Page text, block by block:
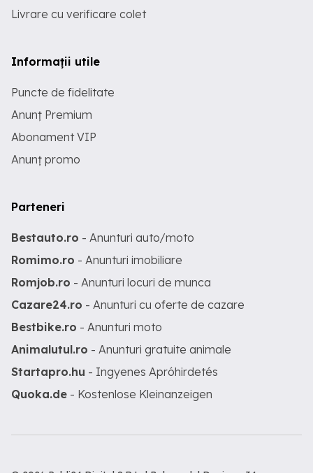
Livrare cu verificare colet
Informații utile
Puncte de fidelitate
Anunț Premium
Abonament VIP
Anunț promo
Parteneri
Bestauto.ro - Anunturi auto/moto
Romimo.ro - Anunturi imobiliare
Romjob.ro - Anunturi locuri de munca
Cazare24.ro - Anunturi cu oferte de cazare
Bestbike.ro - Anunturi moto
Animalutul.ro - Anunturi gratuite animale
Startapro.hu - Ingyenes Apróhirdetés
Quoka.de - Kostenlose Kleinanzeigen